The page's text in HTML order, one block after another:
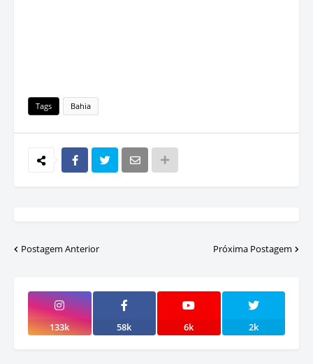
Tags Bahia
Postagem Anterior Próxima Postagem
133k 58k 6k 2k